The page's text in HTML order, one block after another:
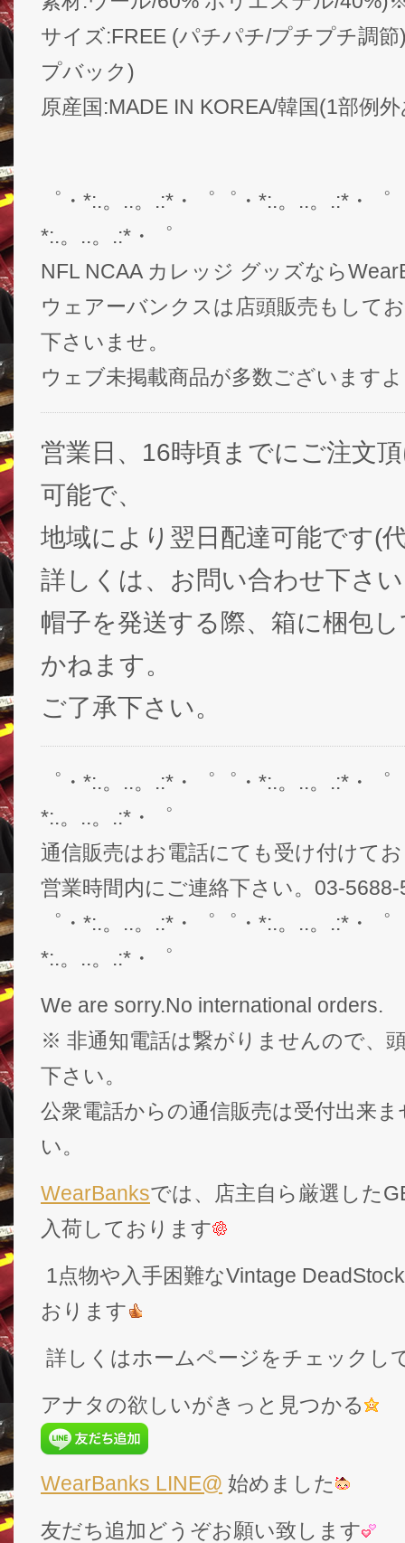
サイズ:FREE (パチパチ/プチプチ調
プバック)
原産国:MADE IN KOREA/韓国(1部例
゜・*:.。..。.:*・゜゜・*:.。..。.:*・
*:.。..。.:*・゜
NFL NCAA カレッジ グッズなら
ウェアーバンクスは店頭販売もして
下さいませ。
ウェブ未掲載商品が多数ございます
営業日、16時頃までにご注文
可能で、
地域により翌日配達可能です(
詳しくは、お問い合わせ下さ
帽子を発送する際、箱に梱包
かねます。
ご了承下さい。
゜・*:.。..。.:*・゜゜・*:.。..。.:*・
*:.。..。.:*・゜
通信販売はお電話にても受け付けて
営業時間内にご連絡下さい。03-5688-
゜・*:.。..。.:*・゜゜・*:.。..。.:*・
*:.。..。.:*・゜
We are sorry.No international orders.
※ 非通知電話は繋がりませんので、
下さい。
公衆電話からの通信販売は受付出来
い。
WearBanksでは、店主自ら厳選した
入荷しております
1点物や入手困難なVintage
おります
詳しくはホームページをチェックし
アナタの欲しいがきっと見つかる
WearBanks LINE@ 始めました
友だち追加どうぞお願い致します